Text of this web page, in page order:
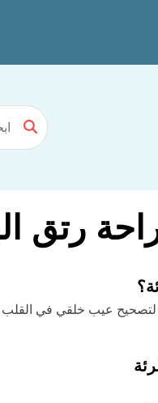
رتق
عيب خلقي في القلب